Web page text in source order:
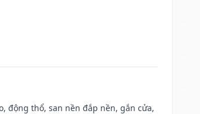
động thổ, san nền đắp nền, gắn cửa,